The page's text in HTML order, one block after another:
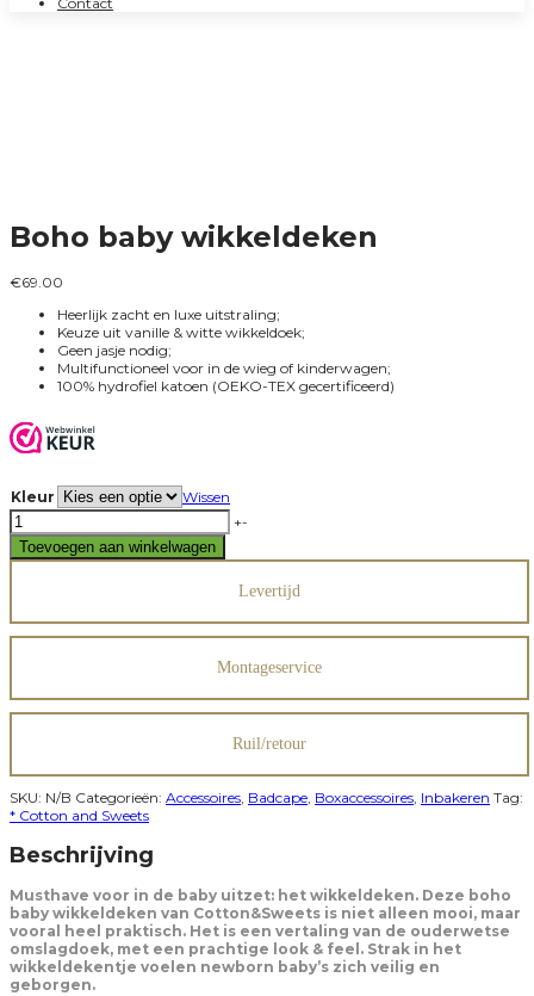
Boho baby wikkeldeken
€69.00
Heerlijk zacht en luxe uitstraling;
Keuze uit vanille & witte wikkeldoek;
Geen jasje nodig;
Multifunctioneel voor in de wieg of kinderwagen;
100% hydrofiel katoen (OEKO-TEX gecertificeerd)
Kleur
Wissen
Boho
baby
wikkeldeken
+-
Toevoegen aan winkelwagen
Levertijd
Montageservice
Ruil/retour
SKU: N/B Categorieën: Accessoires, Badcape, Boxaccessoires, Inbakeren Tag:
* Cotton and Sweets
Beschrijving
Musthave voor in de baby uitzet: het wikkeldeken. Deze boho
baby wikkeldeken van Cotton&Sweets is niet alleen mooi, maar
vooral heel praktisch. Het is een vertaling van de ouderwetse
omslagdoek, met een prachtige look & feel. Strak in het
wikkeldekentje voelen newborn baby’s zich veilig en
geborgen.